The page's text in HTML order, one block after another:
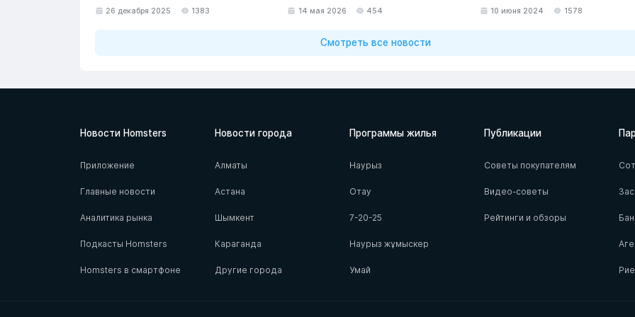
26 декабря 2025 1383 14 мая 2026 454 10 июня 2024 1578
Смотреть все новости
Новости Homsters
Приложение
Главные новости
Аналитика рынка
Подкасты Homsters
Homsters в смартфоне
Новости города
Алматы
Астана
Шымкент
Караганда
Другие города
Программы жилья
Наурыз
Отау
7-20-25
Наурыз жұмыскер
Умай
Публикации
Советы покупателям
Видео-советы
Рейтинги и обзоры